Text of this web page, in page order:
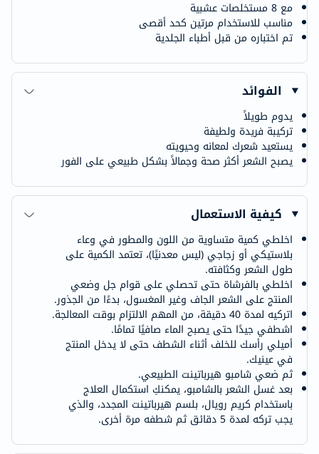
مع 8 مستخلصات عشبية
مناسب للاستخدام مرتين كحد أقصى
تم اختباره من قبل أطباء الجلدية
الفوائد
يدوم طويلاً
تركيبة فريدة ولطيفة
يستعيد شعرك لمعانه وحيويته
يصبح الشعر أكثر صحة وجمالاً بشكل طبيعي على الفور
كيفية الاستعمال
اخلطي كمية متساوية من اللون والمطور في وعاء
بلاستيكي أو زجاجي (ليس معدنيًا)، تعتمد الكمية على
طول الشعر وكثافته.
اخلطي بالفرشاة حتى تحصلي على قوام جل وضعي
المنتج على الشعر الجاف وغير المغسول، بدءًا من الجذور.
اتركيه لمدة 40 دقيقة، من المهم الالتزام بوقت المعالجة.
اشطفي جيدًا حتى يصبح الماء صافيًا تمامًا.
أميلي رأسك للخلف أثناء الشطف حتى لا يدخل المنتج
في عينيك.
ثم ضعي شامبو هيرباتينت الطبيعي.
بعد غسل الشعر بالشامبو، يمكنكِ استكمال العلاج
باستخدام كريم رويال، بلسم هيرباتينت المجدد، والذي
يجب تركه لمدة 5 دقائق ثم شطفه مرة أخرى.